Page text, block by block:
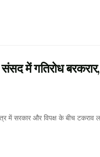
बरकरार,
और विपक्ष के बीच टकराव